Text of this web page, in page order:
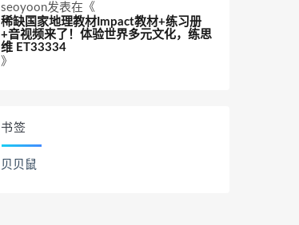
seoyoon发表在《
稀缺国家地理教材Impact教材+练习册
+音视频来了！体验世界多元文化，练思
维 ET33334
》
书签
贝贝鼠